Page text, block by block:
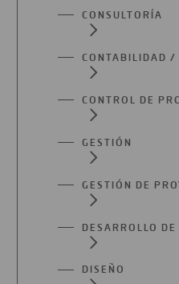
CONSULTORÍA
CONTABILIDAD /
CONTROL DE
GESTIÓN
GESTIÓN DE
DESARROLLO DE
DISEÑO